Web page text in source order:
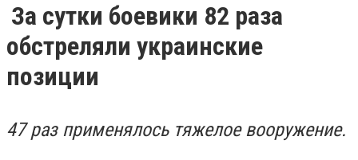
За сутки боевики 82 раза
обстреляли украинские
позиции
47 раз применялось тяжелое вооружение.